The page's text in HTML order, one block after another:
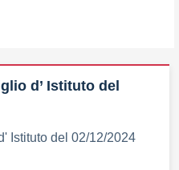
d’ Istituto del
Istituto del 02/12/2024